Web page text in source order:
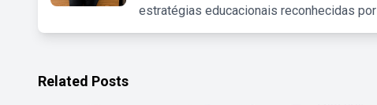
estratégias educacionais reconhecidas
Related Posts